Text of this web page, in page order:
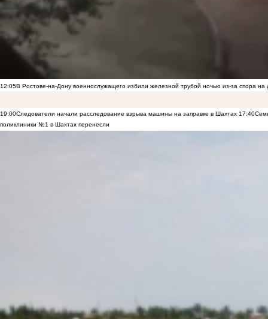
12:05В Ростове-на-Дону военнослужащего избили железной трубой ночью из-за спора на
19:00Следователи начали расследование взрыва машины на заправке в Шахтах 17:40
поликлиники №1 в Шахтах перенесли